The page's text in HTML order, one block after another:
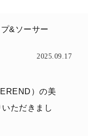
&ソーサー
2025.09.17
）の美
ただきまし